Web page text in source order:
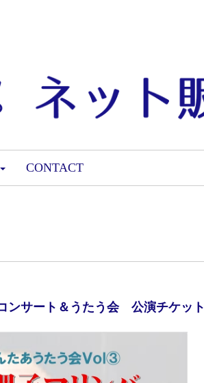
CONTACT
ンサート＆うたう会 公演チケット